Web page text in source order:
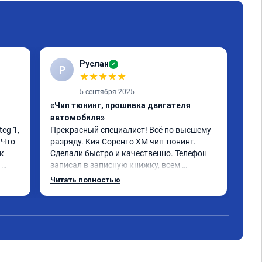
1,
Р Руслан ✓
★★★★★
5 сентября 2025
«Чип тюнинг, прошивка двигателя
автомобиля»
Прекрасный специалист! Всё по высшему
разряду. Кия Соренто XM чип тюнинг.
Сделали быстро и качественно. Телефон
записал в записную книжку, всем
рекомендую! Еще вот поеду в ближайшее
Читать полностью